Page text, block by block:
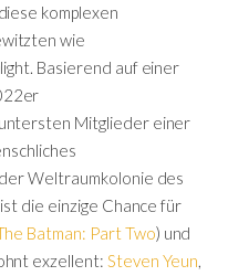
komplexen
wie
Basierend auf einer
Mitglieder einer
Weltraumkolonie des
die einzige Chance für
Batman: Part Two) und
exzellent: Steven Yeun